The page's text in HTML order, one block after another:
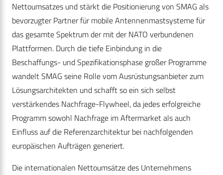
Nettoumsatzes und stärkt die Positionierung von SMAG als
bevorzugter Partner für mobile Antennenmastsysteme für
das gesamte Spektrum der mit der NATO verbundenen
Plattformen. Durch die tiefe Einbindung in die
Beschaffungs- und Spezifikationsphase großer Programme
wandelt SMAG seine Rolle vom Ausrüstungsanbieter zum
Lösungsarchitekten und schafft so ein sich selbst
verstärkendes Nachfrage-Flywheel, da jedes erfolgreiche
Programm sowohl Nachfrage im Aftermarket als auch
Einfluss auf die Referenzarchitektur bei nachfolgenden
europäischen Aufträgen generiert.
Die internationalen Nettoumsätze des Unternehmens